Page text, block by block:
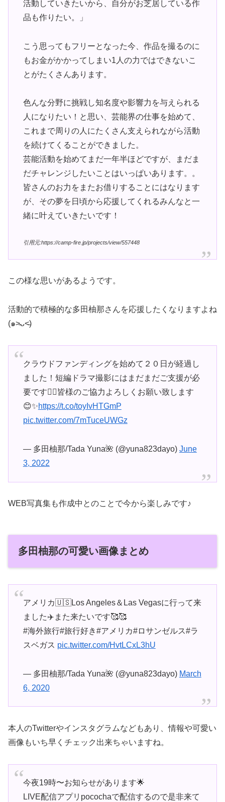
活動していきたいから、自分がお芝居している作
品も作りたい。」
こう思ってもフリーとなった今、作品を撮るのに
もお金がかかってしまい1人の力ではできないこ
とがたくさんあります。
色んな分野に挑戦し知名度や影響力を与えられる
人になりたい！と思い、芸能界の仕事を始めて、
これまで周りの人にたくさん支えられながら活動
を続けてくることができました。
芸能活動を始めてまだ一年半ほどですが、まだま
だチャレンジしたいことはいっぱいあります。。
皆さんのお力をまたお借りすることにはなります
が、その夢を日頃から応援してくれるみんなと一
緒に叶えていきたいです！
引用元:https://camp-fire.jp/projects/view/557448
この様な思いがあるようです。
活動的で積極的な多田柚那さんを応援したくなりますよね
(๑˃̵ᴗ˂̵)
クラウドファンディングを始めて２０日が経過し
ました！短編ドラマ撮影にはまだまだご支援が必
要です🙇‍♂️皆様のご協力よろしくお願い致します
😊✨https://t.co/toyIvHTGmP
pic.twitter.com/7mTuceUWGz
— 多田柚那/Tada Yuna🌺 (@yuna823dayo) June
3, 2022
WEB写真集も作成中とのことで今から楽しみです♪
多田柚那の可愛い画像まとめ
アメリカ🇺🇸Los Angeles＆Las Vegasに行って来
ました✈️また来たいです🥰🥰
#海外旅行#旅行好き#アメリカ#ロサンゼルス#ラ
スベガス pic.twitter.com/HvtLCxL3hU
— 多田柚那/Tada Yuna🌺 (@yuna823dayo) March
6, 2020
本人のTwitterやインスタグラムなどもあり、情報や可愛い
画像もいち早くチェック出来ちゃいますね。
今夜19時〜お知らせがあります🌟
LIVE配信アプリpocochaで配信するので是非来て